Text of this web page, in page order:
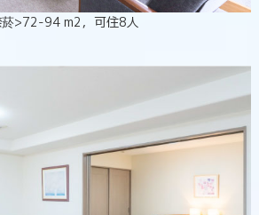
>72-94 m2，可住8人